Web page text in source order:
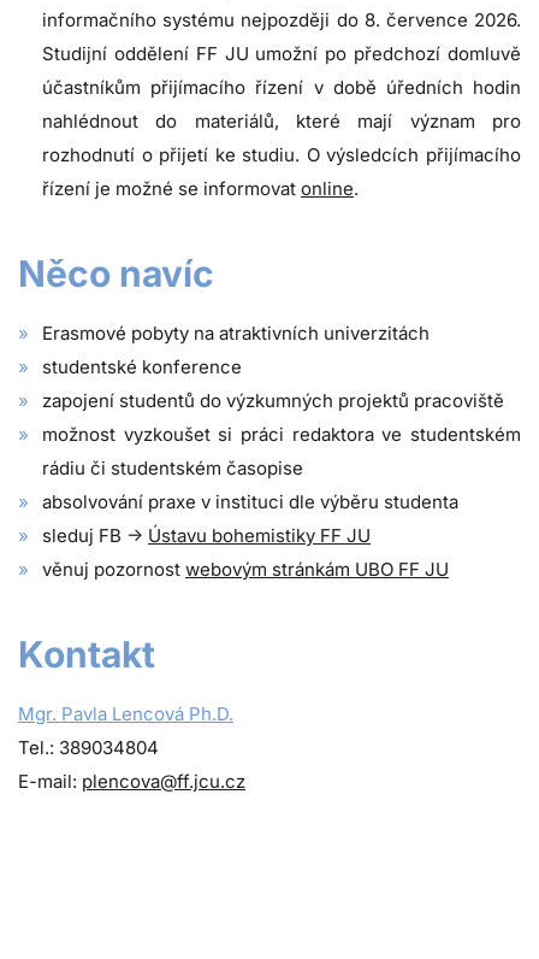
informačního systému nejpozději do 8. července 2026.
Studijní oddělení FF JU umožní po předchozí domluvě
účastníkům přijímacího řízení v době úředních hodin
nahlédnout do materiálů, které mají význam pro
rozhodnutí o přijetí ke studiu. O výsledcích přijímacího
řízení je možné se informovat online.
Něco navíc
Erasmové pobyty na atraktivních univerzitách
studentské konference
zapojení studentů do výzkumných projektů pracoviště
možnost vyzkoušet si práci redaktora ve studentském
rádiu či studentském časopise
absolvování praxe v instituci dle výběru studenta
sleduj FB -> Ústavu bohemistiky FF JU
věnuj pozornost webovým stránkám UBO FF JU
Kontakt
Mgr. Pavla Lencová Ph.D.
Tel.: 389034804
E-mail: plencova@ff.jcu.cz